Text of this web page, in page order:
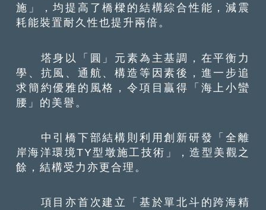
施」，均提高了橋樑的結構綜合性能，減震
耗能裝置耐久性也提升兩倍。
塔身以「圓」元素為主基調，在平衡力
學、抗風、通航、構造等因素後，進一步追
求簡約優雅的風格，令項目贏得「海上小蠻
腰」的美譽。
中引橋下部結構則利用創新研發「全離
岸海洋環境TY型墩施工技術」，造型美觀之
餘，結構受力亦更合理。
項目亦首次建立「基於單北斗的跨海精